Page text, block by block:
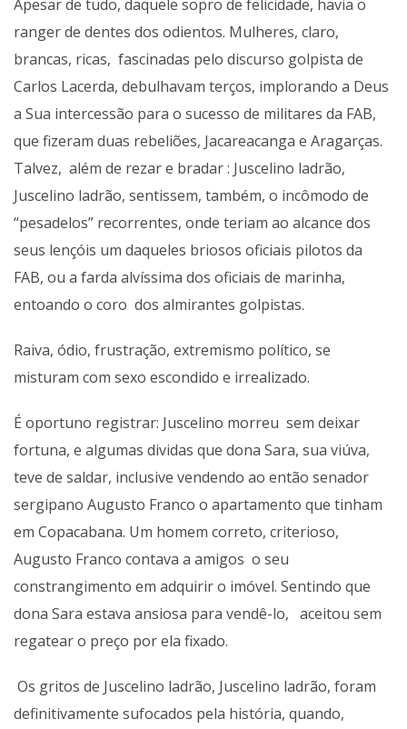
Apesar de tudo, daquele sopro de felicidade, havia o
ranger de dentes dos odientos. Mulheres, claro,
brancas, ricas, fascinadas pelo discurso golpista de
Carlos Lacerda, debulhavam terços, implorando a Deus
a Sua intercessão para o sucesso de militares da FAB,
que fizeram duas rebeliões, Jacareacanga e Aragarças.
Talvez, além de rezar e bradar : Juscelino ladrão,
Juscelino ladrão, sentissem, também, o incômodo de
“pesadelos” recorrentes, onde teriam ao alcance dos
seus lençóis um daqueles briosos oficiais pilotos da
FAB, ou a farda alvíssima dos oficiais de marinha,
entoando o coro dos almirantes golpistas.
Raiva, ódio, frustração, extremismo político, se
misturam com sexo escondido e irrealizado.
É oportuno registrar: Juscelino morreu sem deixar
fortuna, e algumas dividas que dona Sara, sua viúva,
teve de saldar, inclusive vendendo ao então senador
sergipano Augusto Franco o apartamento que tinham
em Copacabana. Um homem correto, criterioso,
Augusto Franco contava a amigos o seu
constrangimento em adquirir o imóvel. Sentindo que
dona Sara estava ansiosa para vendê-lo, aceitou sem
regatear o preço por ela fixado.
Os gritos de Juscelino ladrão, Juscelino ladrão, foram
definitivamente sufocados pela história, quando,